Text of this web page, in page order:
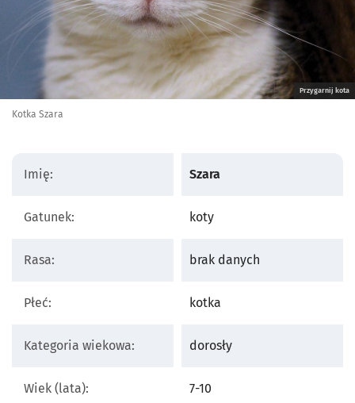
Przygarnij kota
Kotka Szara
Imię: Szara
Gatunek: koty
Rasa: brak danych
Płeć: kotka
Kategoria wiekowa: dorosły
Wiek (lata): 7-10